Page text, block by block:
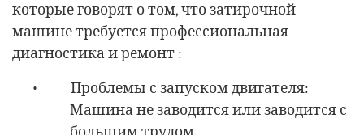
которые говорят о том, что затирочной
машине требуется профессиональная
диагностика и ремонт :
•
Проблемы с запуском двигателя:
Машина не заводится или заводится с
большим трудом.